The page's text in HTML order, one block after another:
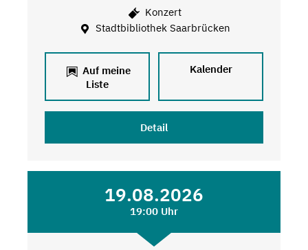
Konzert
Stadtbibliothek Saarbrücken
Auf meine
Liste
Kalender
Detail
19.08.2026
19:00 Uhr